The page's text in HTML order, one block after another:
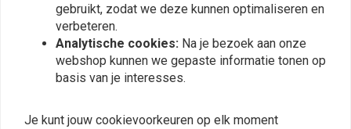
chrome 12-19 XL (no ABS)
40 Sp. chrome 36-66 FL
gebruikt, zodat we deze kunnen optimaliseren en
verbeteren.
Analytische cookies: Na je bezoek aan onze
webshop kunnen we gepaste informatie tonen op
basis van je interesses.
Je kunt jouw cookievoorkeuren op elk moment